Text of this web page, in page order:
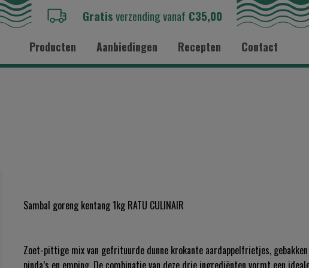
Gratisverzending vanaf €35,00
Producten Aanbiedingen Recepten Contact
Sambal goreng kentang 1kg RATU CULINAIR
Zoet-pittige mix van gefrituurde dunne krokante aardappelfrietjes, gebakken
pinda’s en emping. De combinatie van deze drie ingrediënten vormt een